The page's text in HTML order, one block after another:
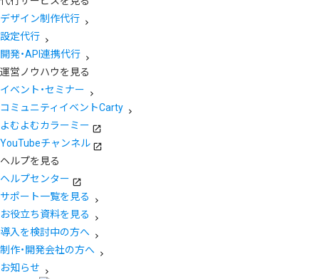
デザイン制作代行
設定代行
開発・API連携代行
運営ノウハウを見る
イベント・セミナー
コミュニティイベントCarty
よむよむカラーミー
YouTubeチャンネル
ヘルプを見る
ヘルプセンター
サポート一覧を見る
お役立ち資料を見る
導入を検討中の方へ
制作・開発会社の方へ
お知らせ